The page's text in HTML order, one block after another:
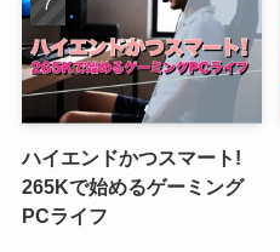
ハイエンドかつスマート!
265Kで始めるゲーミング
PCライフ